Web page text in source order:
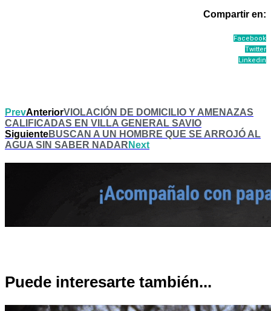
Compartir en:
Facebook
Twitter
Linkedin
PrevAnteriorVIOLACIÓN DE DOMICILIO Y AMENAZAS
CALIFICADAS EN VILLA GENERAL SAVIO
SiguienteBUSCAN A UN HOMBRE QUE SE ARROJÓ AL
AGUA SIN SABER NADAR Next
Puede interesarte también...